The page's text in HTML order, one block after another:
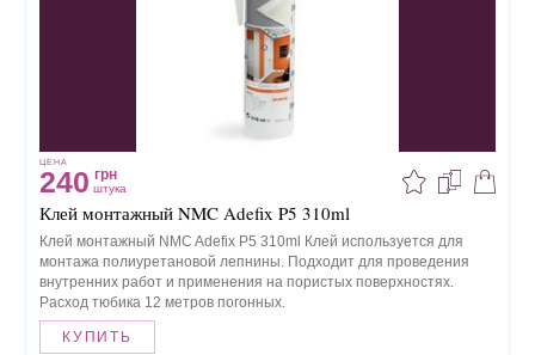
ЦЕНА
240 грн
штука
Клей монтажный NMC Adefix P5 310ml
Клей монтажный NMC Adefix P5 310ml Клей используется для
монтажа полиуретановой лепнины. Подходит для проведения
внутренних работ и применения на пористых поверхностях.
Расход тюбика 12 метров погонных.
КУПИТЬ